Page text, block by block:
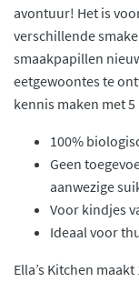
avontuur! Het is
verschillende
smaakpapillen
eetgewoontes te
kennis maken met
100%
Geen
aanwezige
Voor kindjes
Ideaal voor
Ella’s Kitchen